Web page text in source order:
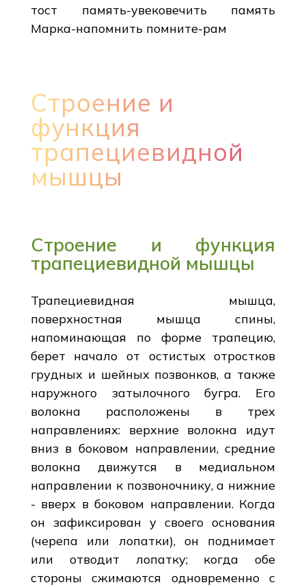
тост память-увековечить память
Марка-напомнить помните-рам
Строение и
функция
трапециевидной
мышцы
Строение и функция
трапециевидной мышцы
Трапециевидная мышца,
поверхностная мышца спины,
напоминающая по форме трапецию,
берет начало от остистых отростков
грудных и шейных позвонков, а также
наружного затылочного бугра. Его
волокна расположены в трех
направлениях: верхние волокна идут
вниз в боковом направлении, средние
волокна движутся в медиальном
направлении к позвоночнику, а нижние
- вверх в боковом направлении. Когда
он зафиксирован у своего основания
(черепа или лопатки), он поднимает
или отводит лопатку; когда обе
стороны сжимаются одновременно с